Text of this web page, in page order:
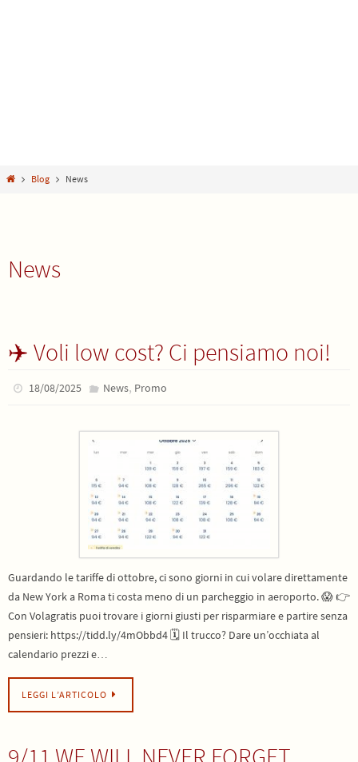
HomeBlog News
News
✈️ Voli low cost? Ci pensiamo noi!
18/08/2025 News, Promo
Guardando le tariffe di ottobre, ci sono giorni in cui volare direttamente
da New York a Roma ti costa meno di un parcheggio in aeroporto. 😱 👉
Con Volagratis puoi trovare i giorni giusti per risparmiare e partire senza
pensieri: https://tidd.ly/4mObbd4 🗓️ Il trucco? Dare un’occhiata al
calendario prezzi e…
LEGGI L’ARTICOLO